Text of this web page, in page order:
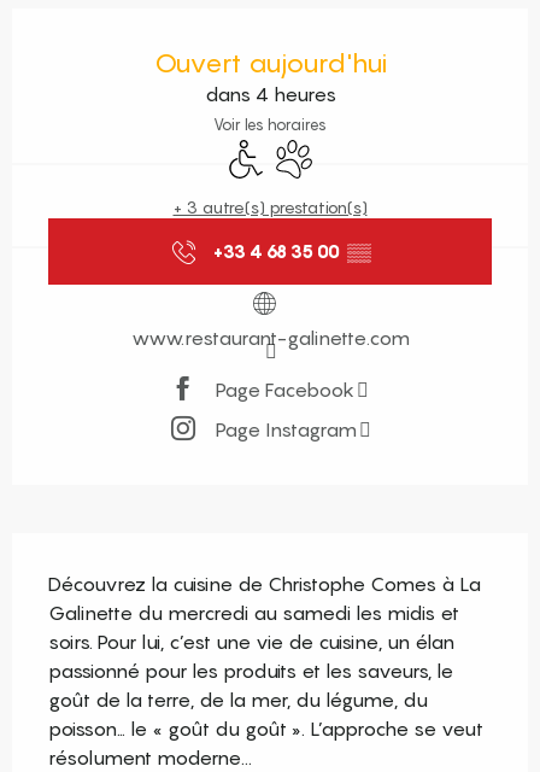
Ouvert aujourd'hui
dans 4 heures
Voir les horaires
Accès handicapés
Animaux acceptés
+ 3 autre(s) prestation(s)
+33 4 68 35 00 ▒▒
www.restaurant-galinette.com
Page Facebook
Page Instagram
Découvrez la cuisine de Christophe Comes à La
Galinette du mercredi au samedi les midis et
soirs. Pour lui, c’est une vie de cuisine, un élan
passionné pour les produits et les saveurs, le
goût de la terre, de la mer, du légume, du
poisson… le « goût du goût ». L’approche se veut
résolument moderne...